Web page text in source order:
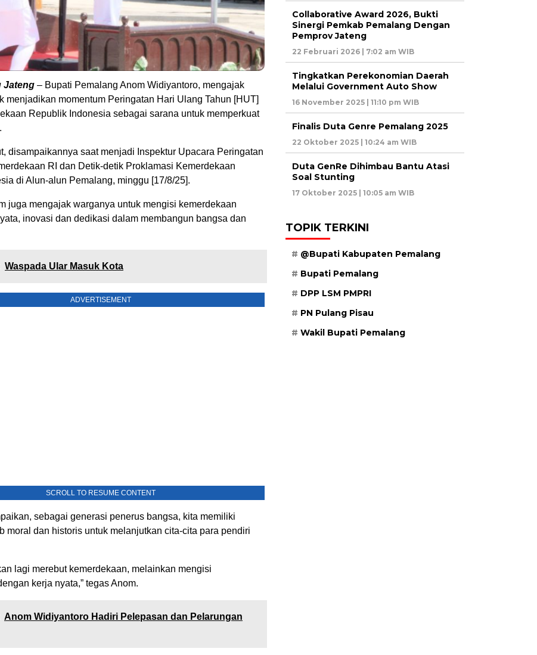
Jateng – Bupati Pemalang Anom Widiyantoro, mengajak
menjadikan momentum Peringatan Hari Ulang Tahun [HUT]
Republik Indonesia sebagai sarana untuk memperkuat
disampaikannya saat menjadi Inspektur Upacara Peringatan
RI dan Detik-detik Proklamasi Kemerdekaan
di Alun-alun Pemalang, minggu [17/8/25].
juga mengajak warganya untuk mengisi kemerdekaan
inovasi dan dedikasi dalam membangun bangsa dan
Waspada Ular Masuk Kota
ADVERTISEMENT
SCROLL TO RESUME CONTENT
sebagai generasi penerus bangsa, kita memiliki
moral dan historis untuk melanjutkan cita-cita para pendiri
lagi merebut kemerdekaan, melainkan mengisi
kerja nyata,” tegas Anom.
Anom Widiyantoro Hadiri Pelepasan dan Pelarungan
Collaborative Award 2026, Bukti
Sinergi Pemkab Pemalang Dengan
Pemprov Jateng
22 Februari 2026 | 7:02 am WIB
Tingkatkan Perekonomian Daerah
Melalui Government Auto Show
16 November 2025 | 11:10 pm WIB
Finalis Duta Genre Pemalang 2025
22 Oktober 2025 | 10:24 am WIB
Duta GenRe Dihimbau Bantu Atasi
Soal Stunting
17 Oktober 2025 | 10:05 am WIB
TOPIK TERKINI
@Bupati Kabupaten Pemalang
Bupati Pemalang
DPP LSM PMPRI
PN Pulang Pisau
Wakil Bupati Pemalang